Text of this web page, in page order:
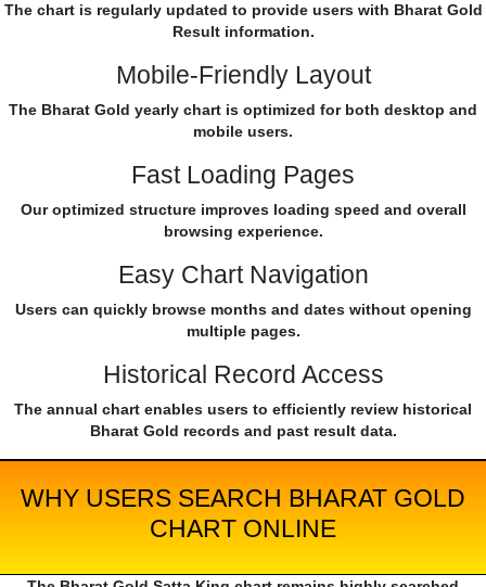
The chart is regularly updated to provide users with Bharat Gold
Result information.
Mobile-Friendly Layout
The Bharat Gold yearly chart is optimized for both desktop and
mobile users.
Fast Loading Pages
Our optimized structure improves loading speed and overall
browsing experience.
Easy Chart Navigation
Users can quickly browse months and dates without opening
multiple pages.
Historical Record Access
The annual chart enables users to efficiently review historical
Bharat Gold records and past result data.
WHY USERS SEARCH BHARAT GOLD
CHART ONLINE